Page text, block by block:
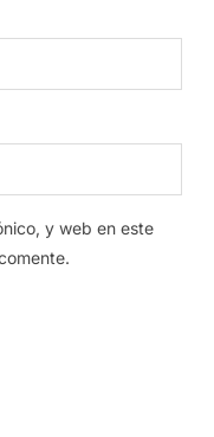
y web en este